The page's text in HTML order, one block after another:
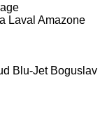
Laval Amazone
Blu-Jet Boguslav